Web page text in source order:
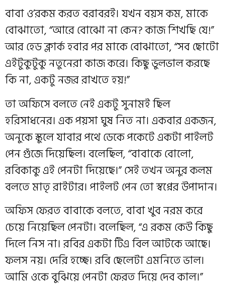
বাবা ও’রকম করত বরাবরই। যখন বয়স কম, মাকে
বোঝাতো, “আরে বোঝো না কেন? কাজ শিখছি যে!”
আর হেড ক্লার্ক হবার পর মাকে বোঝাতো, “সব ছোটো
এইটুকুটুকু নতুনেরা কাজ করে। কিছু ভুলভাল করছে
কি না, একটু নজর রাখতে হয়!”
তা অফিসে বলতে নেই একটু সুনামই ছিল
হরিসাধনের। এক পয়সা ঘুষ নিত না। একবার একজন,
অনুকে স্কুলে যাবার পথে ডেকে পকেটে একটা পাইলট
পেন গুঁজে দিয়েছিল। বলেছিল, “বাবাকে বোলো,
রবিকাকু এই পেনটা দিয়েছে।” সেই তখন অনুর কলম
বলতে মাতৃ রাইটার। পাইলট পেন তো স্বপ্নের উপাদান।
অফিস ফেরত বাবাকে বলতে, বাবা খুব নরম করে
চেয়ে নিয়েছিল পেনটা। বলেছিল, “এ রকম কেউ কিছু
দিলে নিস না। রবির একটা টিএ বিল আটকে আছে।
ফলস নয়। দেরি হচ্ছে। রবি ছেলেটা এমনিতে ভাল।
আমি ওকে বুঝিয়ে পেনটা ফেরত দিয়ে দেব কাল।”